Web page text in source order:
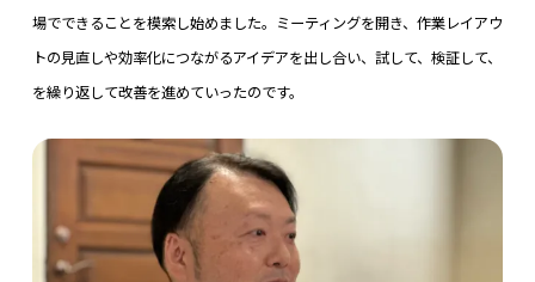
場でできることを模索し始めました。ミーティングを開き、作業レイアウ
トの見直しや効率化につながるアイデアを出し合い、試して、検証して、
を繰り返して改善を進めていったのです。